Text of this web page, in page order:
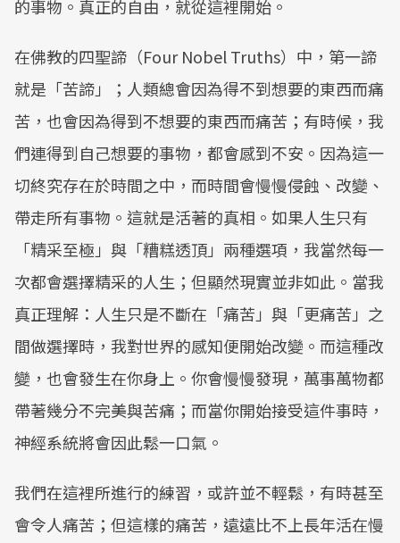
的事物。真正的自由，就從這裡開始。
在佛教的四聖諦（Four Nobel Truths）中，第一諦
就是「苦諦」；人類總會因為得不到想要的東西而痛
苦，也會因為得到不想要的東西而痛苦；有時候，我
們連得到自己想要的事物，都會感到不安。因為這一
切終究存在於時間之中，而時間會慢慢侵蝕、改變、
帶走所有事物。這就是活著的真相。如果人生只有
「精采至極」與「糟糕透頂」兩種選項，我當然每一
次都會選擇精采的人生；但顯然現實並非如此。當我
真正理解：人生只是不斷在「痛苦」與「更痛苦」之
間做選擇時，我對世界的感知便開始改變。而這種改
變，也會發生在你身上。你會慢慢發現，萬事萬物都
帶著幾分不完美與苦痛；而當你開始接受這件事時，
神經系統將會因此鬆一口氣。
我們在這裡所進行的練習，或許並不輕鬆，有時甚至
會令人痛苦；但這樣的痛苦，遠遠比不上長年活在慢